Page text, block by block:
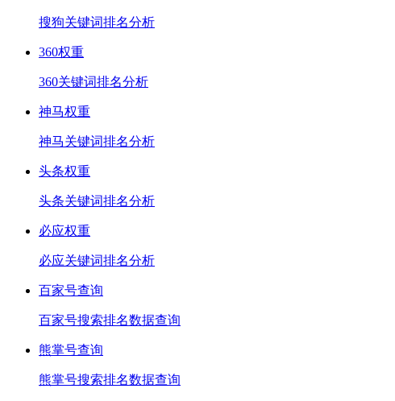
搜狗关键词排名分析
360权重
360关键词排名分析
神马权重
神马关键词排名分析
头条权重
头条关键词排名分析
必应权重
必应关键词排名分析
百家号查询
百家号搜索排名数据查询
熊掌号查询
熊掌号搜索排名数据查询